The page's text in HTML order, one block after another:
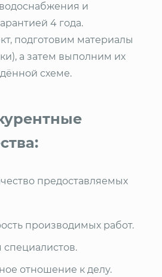
и
4 года.
подготовим материалы
а затем выполним их
схеме.
предоставляемых
производимых работ.
отношение к делу.